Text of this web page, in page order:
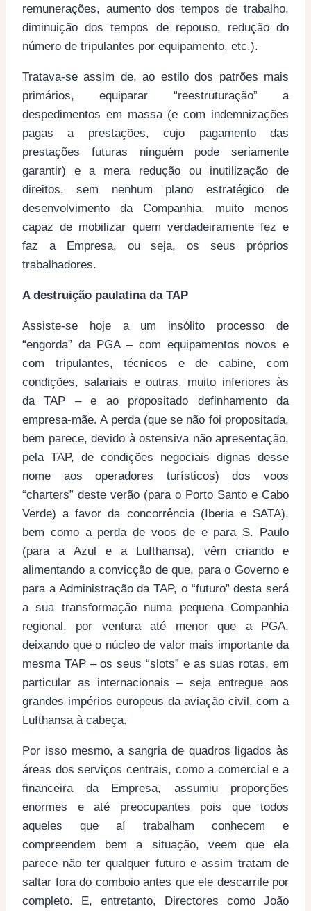
remunerações, aumento dos tempos de trabalho,
diminuição dos tempos de repouso, redução do
número de tripulantes por equipamento, etc.).
Tratava-se assim de, ao estilo dos patrões mais
primários, equiparar “reestruturação” a
despedimentos em massa (e com indemnizações
pagas a prestações, cujo pagamento das
prestações futuras ninguém pode seriamente
garantir) e a mera redução ou inutilização de
direitos, sem nenhum plano estratégico de
desenvolvimento da Companhia, muito menos
capaz de mobilizar quem verdadeiramente fez e
faz a Empresa, ou seja, os seus próprios
trabalhadores.
A destruição paulatina da TAP
Assiste-se hoje a um insólito processo de
“engorda” da PGA – com equipamentos novos e
com tripulantes, técnicos e de cabine, com
condições, salariais e outras, muito inferiores às
da TAP – e ao propositado definhamento da
empresa-mãe. A perda (que se não foi propositada,
bem parece, devido à ostensiva não apresentação,
pela TAP, de condições negociais dignas desse
nome aos operadores turísticos) dos voos
“charters” deste verão (para o Porto Santo e Cabo
Verde) a favor da concorrência (Iberia e SATA),
bem como a perda de voos de e para S. Paulo
(para a Azul e a Lufthansa), vêm criando e
alimentando a convicção de que, para o Governo e
para a Administração da TAP, o “futuro” desta será
a sua transformação numa pequena Companhia
regional, por ventura até menor que a PGA,
deixando que o núcleo de valor mais importante da
mesma TAP – os seus “slots” e as suas rotas, em
particular as internacionais – seja entregue aos
grandes impérios europeus da aviação civil, com a
Lufthansa à cabeça.
Por isso mesmo, a sangria de quadros ligados às
áreas dos serviços centrais, como a comercial e a
financeira da Empresa, assumiu proporções
enormes e até preocupantes pois que todos
aqueles que aí trabalham conhecem e
compreendem bem a situação, veem que ela
parece não ter qualquer futuro e assim tratam de
saltar fora do comboio antes que ele descarrile por
completo. E, entretanto, Directores como João